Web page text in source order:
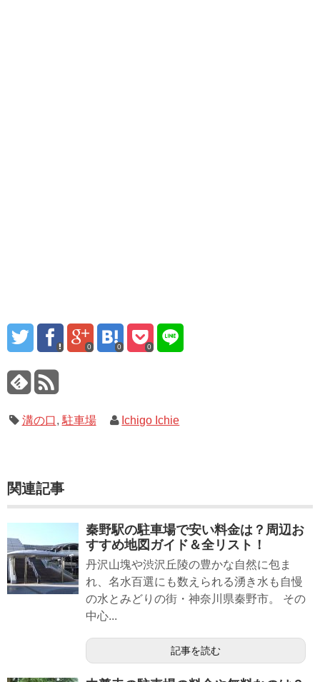
0 0 0
溝の口, 駐車場 Ichigo Ichie
関連記事
秦野駅の駐車場で安い料金は？周辺お
すすめ地図ガイド＆全リスト！
丹沢山塊や渋沢丘陵の豊かな自然に包ま
れ、名水百選にも数えられる湧き水も自慢
の水とみどりの街・神奈川県秦野市。 その
中心...
記事を読む